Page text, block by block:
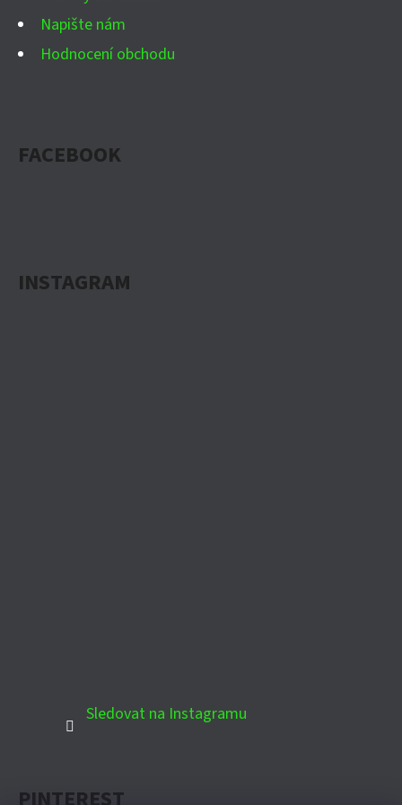
Napište nám
Hodnocení obchodu
FACEBOOK
INSTAGRAM
Sledovat na Instagramu